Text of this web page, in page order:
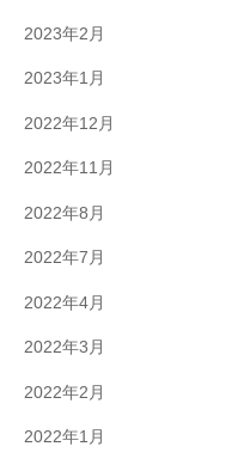
2023年2月
2023年1月
2022年12月
2022年11月
2022年8月
2022年7月
2022年4月
2022年3月
2022年2月
2022年1月